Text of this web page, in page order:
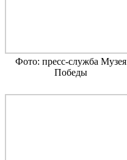
Фото: пресс-служба Музея
Победы